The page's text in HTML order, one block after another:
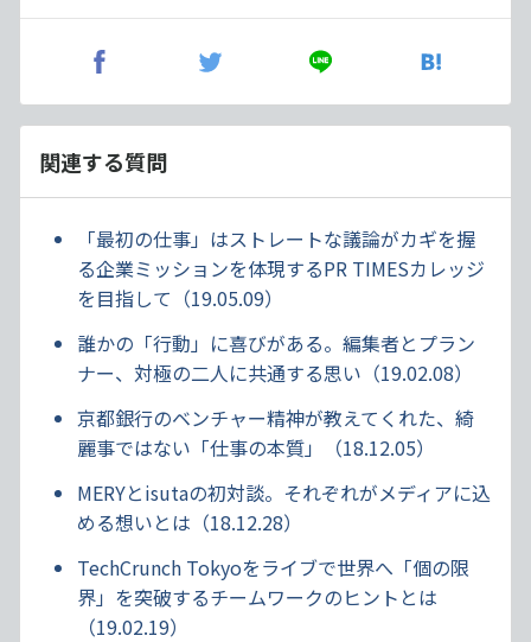
関連する質問
「最初の仕事」はストレートな議論がカギを握
る企業ミッションを体現するPR TIMESカレッジ
を目指して（19.05.09）
誰かの「行動」に喜びがある。編集者とプラン
ナー、対極の二人に共通する思い（19.02.08）
京都銀行のベンチャー精神が教えてくれた、綺
麗事ではない「仕事の本質」（18.12.05）
MERYとisutaの初対談。それぞれがメディアに込
める想いとは（18.12.28）
TechCrunch Tokyoをライブで世界へ「個の限
界」を突破するチームワークのヒントとは
（19.02.19）